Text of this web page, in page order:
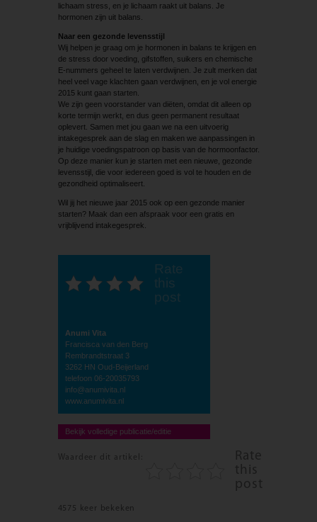
lichaam stress, en je lichaam raakt uit balans. Je
hormonen zijn uit balans.
Naar een gezonde levensstijl
Wij helpen je graag om je hormonen in balans te krijgen en
de stress door voeding, gifstoffen, suikers en chemische
E-nummers geheel te laten verdwijnen. Je zult merken dat
heel veel vage klachten gaan verdwijnen, en je vol energie
2015 kunt gaan starten.
We zijn geen voorstander van diëten, omdat dit alleen op
korte termijn werkt, en dus geen permanent resultaat
oplevert. Samen met jou gaan we na een uitvoerig
intakegesprek aan de slag en maken we aanpassingen in
je huidige voedingspatroon op basis van de hormoonfactor.
Op deze manier kun je starten met een nieuwe, gezonde
levensstijl, die voor iedereen goed is vol te houden en de
gezondheid optimaliseert.
Wil jij het nieuwe jaar 2015 ook op een gezonde manier
starten? Maak dan een afspraak voor een gratis en
vrijblijvend intakegesprek.
Rate
this
post
Anumi Vita
Francisca van den Berg
Rembrandtstraat 3
3262 HN Oud-Beijerland
telefoon 06-20035793
info@anumivita.nl
www.anumivita.nl
Bekijk volledige publicatie/editie
Waardeer dit artikel:
Rate
this
post
4575 keer bekeken